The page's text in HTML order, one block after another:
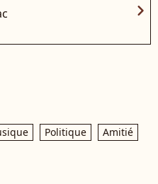
chevron_right
Politique Amitié